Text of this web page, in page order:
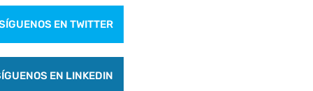
EN TWITTER
EN LINKEDIN